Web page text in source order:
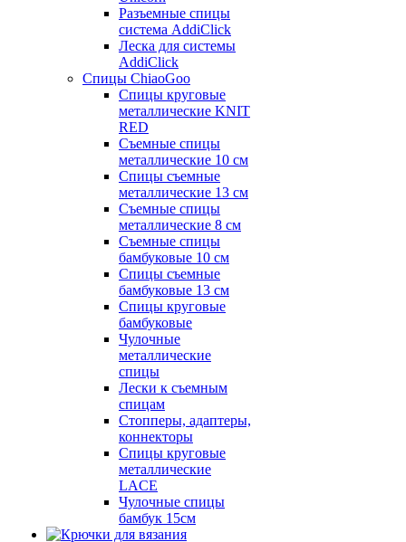
Разъемные спицы
система AddiClick
Леска для системы
AddiClick
Спицы ChiaoGoo
Спицы круговые
металлические KNIT
RED
Съемные спицы
металлические 10 см
Спицы съемные
металлические 13 см
Съемные спицы
металлические 8 см
Съемные спицы
бамбуковые 10 см
Спицы съемные
бамбуковые 13 см
Спицы круговые
бамбуковые
Чулочные
металлические
спицы
Лески к съемным
спицам
Стопперы, адаптеры,
коннекторы
Спицы круговые
металлические
LACE
Чулочные спицы
бамбук 15см